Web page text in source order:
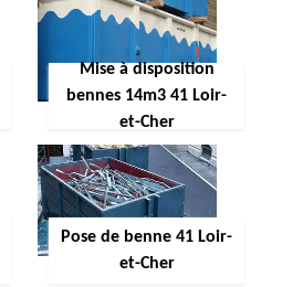
Mise à disposition
bennes 14m3 41 Loir-
et-Cher
Pose de benne 41 Loir-
et-Cher